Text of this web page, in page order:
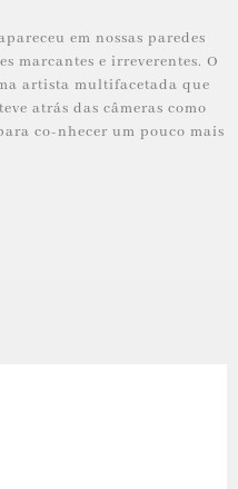
em nossas paredes
marcantes e irreverentes. O
artista multifacetada que
atrás das câmeras como
co-nhecer um pouco mais